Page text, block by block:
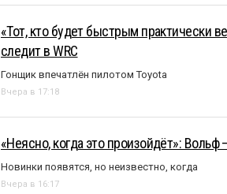
«Тот, кто будет быстрым практически
следит в WRC
Гонщик впечатлён пилотом Toyota
Вчера в 17:18
«Неясно, когда это произойдёт»:
Новинки появятся, но неизвестно, когда
Вчера в 16:17